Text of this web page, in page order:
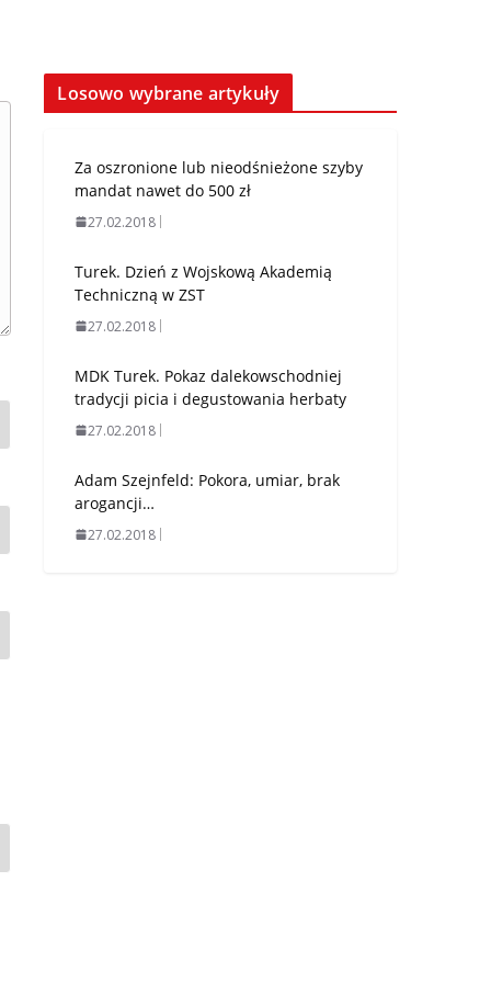
Losowo wybrane artykuły
Za oszronione lub nieodśnieżone szyby
mandat nawet do 500 zł
27.02.2018
Turek. Dzień z Wojskową Akademią
Techniczną w ZST
27.02.2018
MDK Turek. Pokaz dalekowschodniej
tradycji picia i degustowania herbaty
27.02.2018
Adam Szejnfeld: Pokora, umiar, brak
arogancji…
27.02.2018